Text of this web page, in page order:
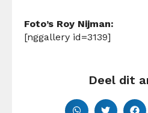
Foto’s Roy Nijman:
[nggallery id=3139]
Deel dit